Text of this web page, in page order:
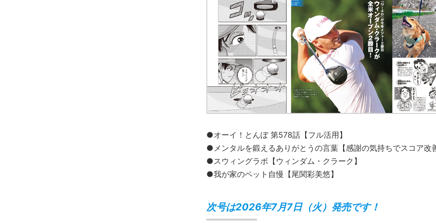
●オーイ！とんぼ 第578話【フル活用】
●メンタルを鍛えるありがとうの言葉【感謝の気持ちでスコア改
●スウィングラボ【ウィンダム・クラーク】
●我が家のペット自慢【尾関彩美悠】
次号は2026年7月7日（火）発売です！